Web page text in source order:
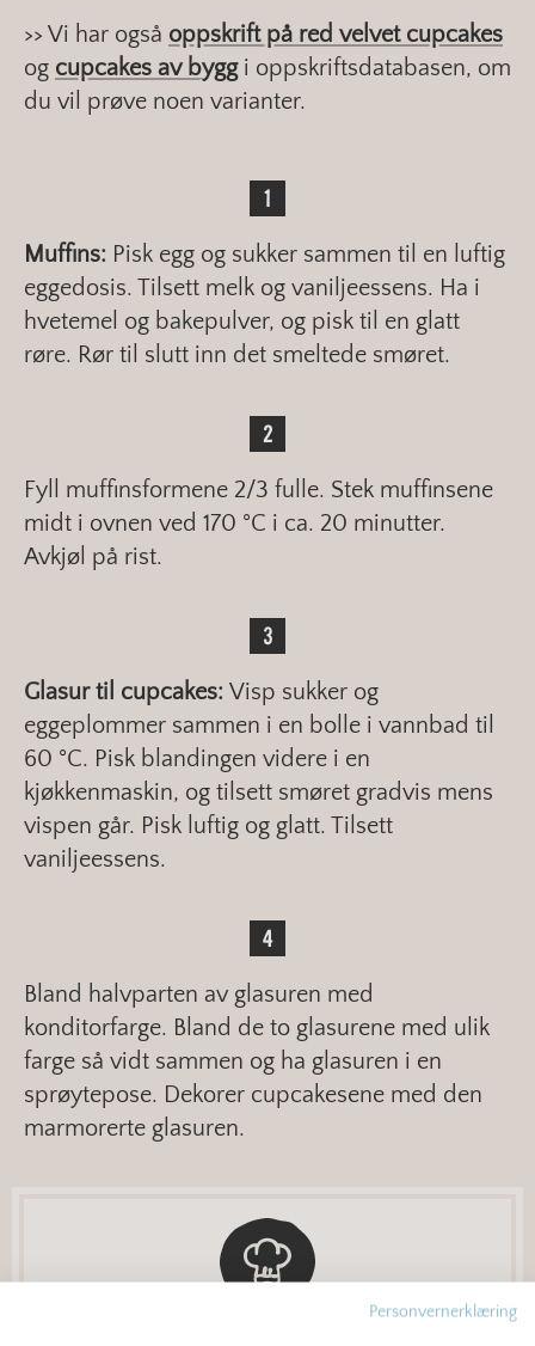
>> Vi har også oppskrift på red velvet cupcakes
og cupcakes av byggi oppskriftsdatabasen, om
du vil prøve noen varianter.
Muffins: Pisk egg og sukker sammen til en luftig
eggedosis. Tilsett melk og vaniljeessens. Ha i
hvetemel og bakepulver, og pisk til en glatt
røre. Rør til slutt inn det smeltede smøret.
Fyll muffinsformene 2/3 fulle. Stek muffinsene
midt i ovnen ved 170 °C i ca. 20 minutter.
Avkjøl på rist.
Glasur til cupcakes: Visp sukker og
eggeplommer sammen i en bolle i vannbad til
60 °C. Pisk blandingen videre i en
kjøkkenmaskin, og tilsett smøret gradvis mens
vispen går. Pisk luftig og glatt. Tilsett
vaniljeessens.
Bland halvparten av glasuren med
konditorfarge. Bland de to glasurene med ulik
farge så vidt sammen og ha glasuren i en
sprøytepose. Dekorer cupcakesene med den
marmorerte glasuren.
Personvernerklæring